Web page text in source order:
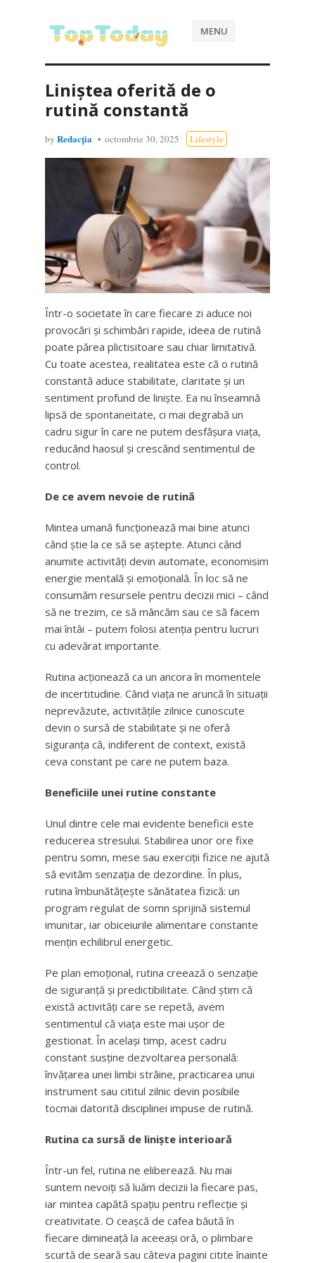
MENU
Liniștea oferită de o
rutină constantă
by Redacția octombrie 30, 2025 Lifestyle
Într-o societate în care fiecare zi aduce noi
provocări și schimbări rapide, ideea de rutină
poate părea plictisitoare sau chiar limitativă.
Cu toate acestea, realitatea este că o rutină
constantă aduce stabilitate, claritate și un
sentiment profund de liniște. Ea nu înseamnă
lipsă de spontaneitate, ci mai degrabă un
cadru sigur în care ne putem desfășura viața,
reducând haosul și crescând sentimentul de
control.
De ce avem nevoie de rutină
Mintea umană funcționează mai bine atunci
când știe la ce să se aștepte. Atunci când
anumite activități devin automate, economisim
energie mentală și emoțională. În loc să ne
consumăm resursele pentru decizii mici – când
să ne trezim, ce să mâncăm sau ce să facem
mai întâi – putem folosi atenția pentru lucruri
cu adevărat importante.
Rutina acționează ca un ancora în momentele
de incertitudine. Când viața ne aruncă în situații
neprevăzute, activitățile zilnice cunoscute
devin o sursă de stabilitate și ne oferă
siguranța că, indiferent de context, există
ceva constant pe care ne putem baza.
Beneficiile unei rutine constante
Unul dintre cele mai evidente beneficii este
reducerea stresului. Stabilirea unor ore fixe
pentru somn, mese sau exerciții fizice ne ajută
să evităm senzația de dezordine. În plus,
rutina îmbunătățește sănătatea fizică: un
program regulat de somn sprijină sistemul
imunitar, iar obiceiurile alimentare constante
mențin echilibrul energetic.
Pe plan emoțional, rutina creează o senzație
de siguranță și predictibilitate. Când știm că
există activități care se repetă, avem
sentimentul că viața este mai ușor de
gestionat. În același timp, acest cadru
constant susține dezvoltarea personală:
învățarea unei limbi străine, practicarea unui
instrument sau cititul zilnic devin posibile
tocmai datorită disciplinei impuse de rutină.
Rutina ca sursă de liniște interioară
Într-un fel, rutina ne eliberează. Nu mai
suntem nevoiți să luăm decizii la fiecare pas,
iar mintea capătă spațiu pentru reflecție și
creativitate. O ceașcă de cafea băută în
fiecare dimineață la aceeași oră, o plimbare
scurtă de seară sau câteva pagini citite înainte